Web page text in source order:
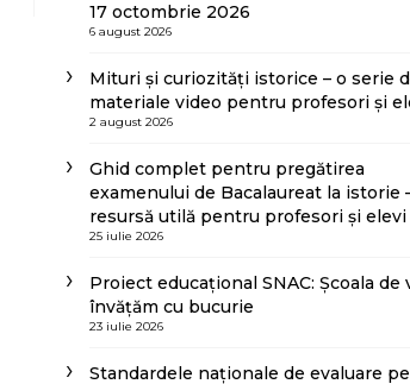
17 octombrie 2026
6 august 2026
Mituri și curiozități istorice – o serie
materiale video pentru profesori și
2 august 2026
Ghid complet pentru pregătirea
examenului de Bacalaureat la istorie
resursă utilă pentru profesori și elevi
25 iulie 2026
Proiect educațional SNAC: Școala de
învățăm cu bucurie
23 iulie 2026
Standardele naționale de evaluare